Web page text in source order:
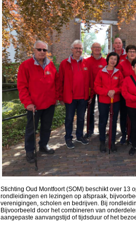
Stichting Oud Montfoort (SOM) beschikt over 13
rondleidingen en lezingen op afspraak,
verenigingen, scholen en bedrijven. Bij
Bijvoorbeeld door het combineren van
aangepaste aanvangstijd of tijdsduur of het